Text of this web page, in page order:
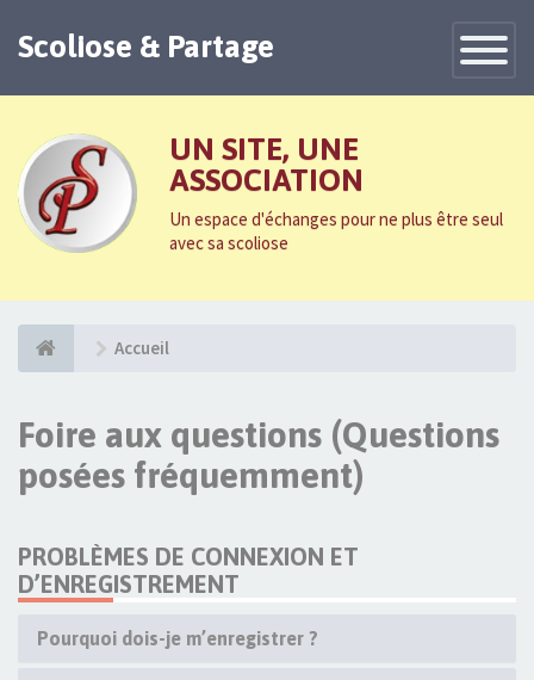
Toggle
Scoliose & Partage
UN SITE, UNE
ASSOCIATION
Un espace d'échanges pour ne plus être seul
avec sa scoliose
Accueil
Foire aux questions (Questions
posées fréquemment)
PROBLÈMES DE CONNEXION ET
D’ENREGISTREMENT
Pourquoi dois-je m’enregistrer ?